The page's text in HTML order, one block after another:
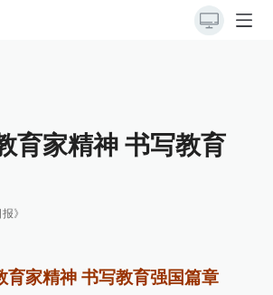
育家精神 书写教育
》
育家精神 书写教育强国篇章